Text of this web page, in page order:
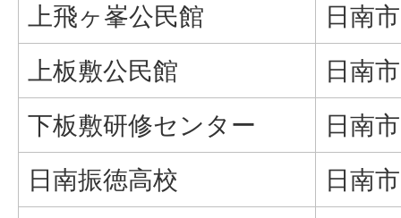
上飛ヶ峯公民館
日南
上板敷公民館
日南
下板敷研修センター
日南
日南振徳高校
日南